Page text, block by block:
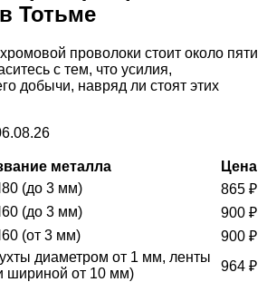
Тотьме
проволоки стоит около пяти
с тем, что усилия,
добычи, навряд ли стоят этих
металла
Цена
(до 3 мм)
865 ₽
(до 3 мм)
900 ₽
(от 3 мм)
900 ₽
диаметром от 1 мм, ленты
шириной от 10 мм)
964 ₽